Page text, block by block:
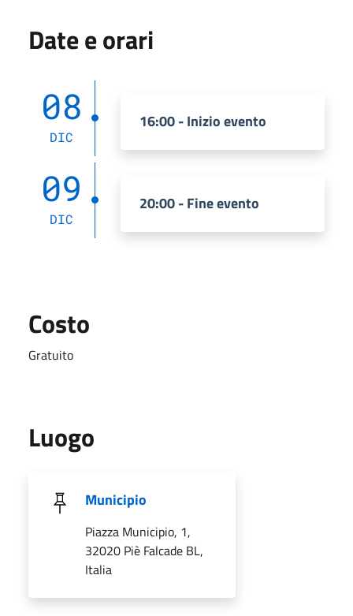
Date e orari
08
DIC
16:00 - Inizio evento
09
DIC
20:00 - Fine evento
Costo
Gratuito
Luogo
Municipio
Piazza Municipio, 1,
32020 Piè Falcade BL,
Italia